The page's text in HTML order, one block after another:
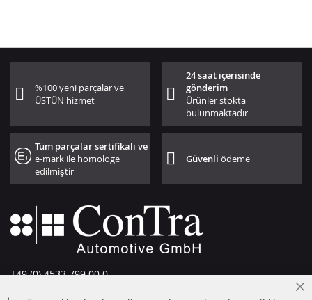
%100 yeni parçalar ve
ÜSTÜN hizmet
24 saat içerisinde
gönderim
Ürünler stokta
bulunmaktadır
Tüm parçalar sertifikalı ve
e-mark ile homologe
edilmiştir
Güvenliödeme
+49 (0) 4533 799 00 0